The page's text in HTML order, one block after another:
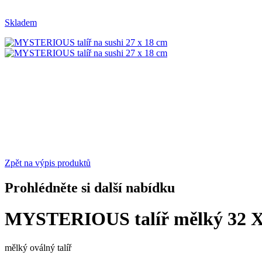
Skladem
Zpět na výpis produktů
Prohlédněte si další nabídku
MYSTERIOUS talíř mělký 32
mělký oválný talíř